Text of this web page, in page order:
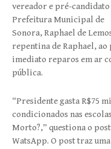
vereador e pré-candidato
Prefeitura Municipal de
Sonora, Raphael de
repentina de Raphael,
imediato reparos em ar
pública.
“Presidente gasta R$75
condicionados nas
Morto?,” questiona o
WatsApp. O post traz